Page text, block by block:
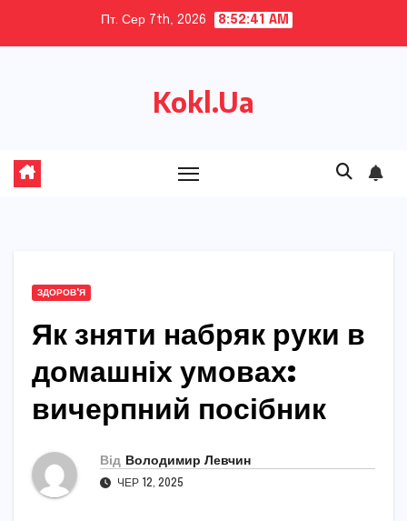
Пт. Сер 7th, 2026 8:52:42 AM
Kokl.Ua
ЗДОРОВ'Я
Як зняти набряк руки в
домашніх умовах:
вичерпний посібник
Від Володимир Левчин
ЧЕР 12, 2025